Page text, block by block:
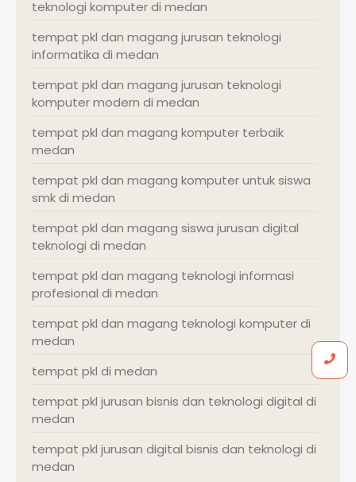
teknologi komputer di medan
tempat pkl dan magang jurusan teknologi
informatika di medan
tempat pkl dan magang jurusan teknologi
komputer modern di medan
tempat pkl dan magang komputer terbaik
medan
tempat pkl dan magang komputer untuk siswa
smk di medan
tempat pkl dan magang siswa jurusan digital
teknologi di medan
tempat pkl dan magang teknologi informasi
profesional di medan
tempat pkl dan magang teknologi komputer di
medan
tempat pkl di medan
tempat pkl jurusan bisnis dan teknologi digital di
medan
tempat pkl jurusan digital bisnis dan teknologi di
medan